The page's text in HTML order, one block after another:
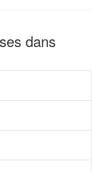
dans